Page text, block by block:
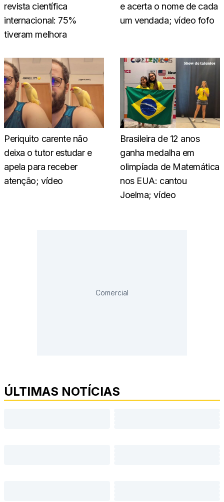
revista científica
internacional: 75%
tiveram melhora
e acerta o nome de cada
um vendada; vídeo fofo
Periquito carente não
deixa o tutor estudar e
apela para receber
atenção; vídeo
Brasileira de 12 anos
ganha medalha em
olimpíada de Matemática
nos EUA: cantou
Joelma; vídeo
Comercial
ÚLTIMAS NOTÍCIAS